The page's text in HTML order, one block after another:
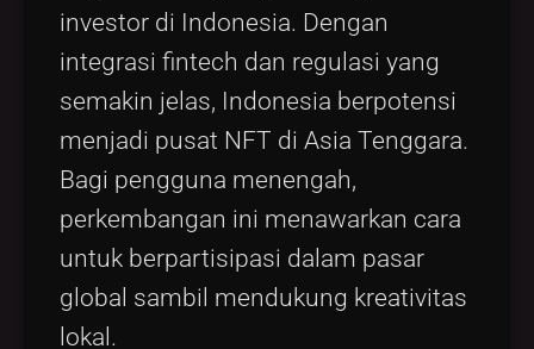
investor di Indonesia. Dengan
integrasi fintech dan regulasi yang
semakin jelas, Indonesia berpotensi
menjadi pusat NFT di Asia Tenggara.
Bagi pengguna menengah,
perkembangan ini menawarkan cara
untuk berpartisipasi dalam pasar
global sambil mendukung kreativitas
lokal.